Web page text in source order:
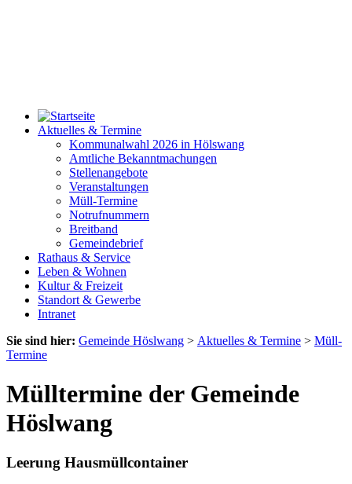
Aktuelles & Termine
Kommunalwahl 2026 in Hölswang
Amtliche Bekanntmachungen
Stellenangebote
Veranstaltungen
Müll-Termine
Notrufnummern
Breitband
Gemeindebrief
Rathaus & Service
Leben & Wohnen
Kultur & Freizeit
Standort & Gewerbe
Intranet
Sie sind hier: Gemeinde Höslwang > Aktuelles & Termine > Müll-
Termine
Mülltermine der Gemeinde
Höslwang
Leerung Hausmüllcontainer